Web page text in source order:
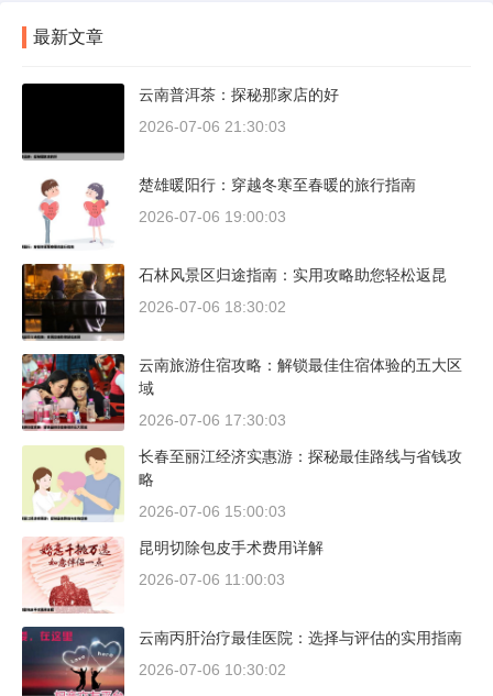
最新文章
云南普洱茶：探秘那家店的好
2026-07-06 21:30:03
楚雄暖阳行：穿越冬寒至春暖的旅行指南
2026-07-06 19:00:03
石林风景区归途指南：实用攻略助您轻松返昆
2026-07-06 18:30:02
云南旅游住宿攻略：解锁最佳住宿体验的五大区
域
2026-07-06 17:30:03
长春至丽江经济实惠游：探秘最佳路线与省钱攻
略
2026-07-06 15:00:03
昆明切除包皮手术费用详解
2026-07-06 11:00:03
云南丙肝治疗最佳医院：选择与评估的实用指南
2026-07-06 10:30:02